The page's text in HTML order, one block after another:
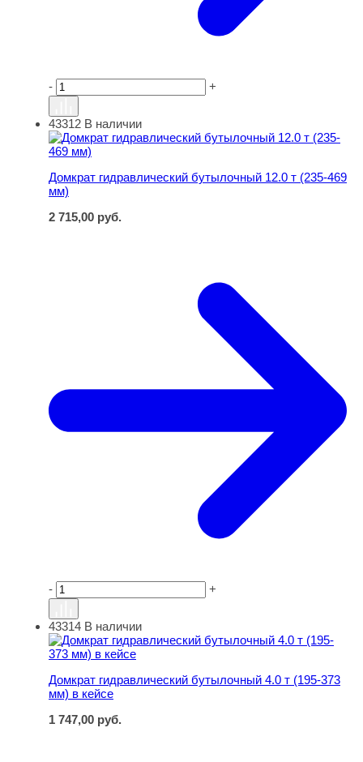
- +
Домкрат гидравлический бутылочный 12.0 т (235-469
43312 В наличии
Домкрат гидравлический бутылочный 12.0 т (235-469
мм)
2 715,00 руб.
- +
Домкрат гидравлический бутылочный 4.0 т (195-373
43314 В наличии
Домкрат гидравлический бутылочный 4.0 т (195-373
мм) в кейсе
1 747,00 руб.